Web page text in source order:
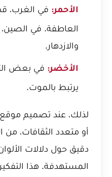
الأحمر: في الغرب،
العاطفة. في
والازدهار.
الأخضر: في بعض
يرتبط بالموت.
لذلك، عند تصميم
أو متعدد الثقافات،
دقيق حول دلالات
المستهدفة. هذا